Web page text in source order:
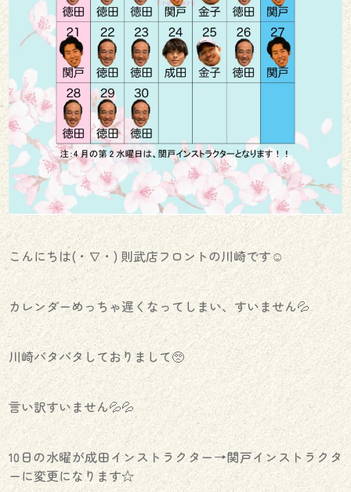
こんにちは(・∇・) 則武店フロントの川崎です☺︎
カレンダーめっちゃ遅くなってしまい、すいません💦
川崎バタバタしておりまして🥺
言い訳すいません💦💦
10日の水曜が成田インストラクター→関戸インストラクタ
ーに変更になります☆